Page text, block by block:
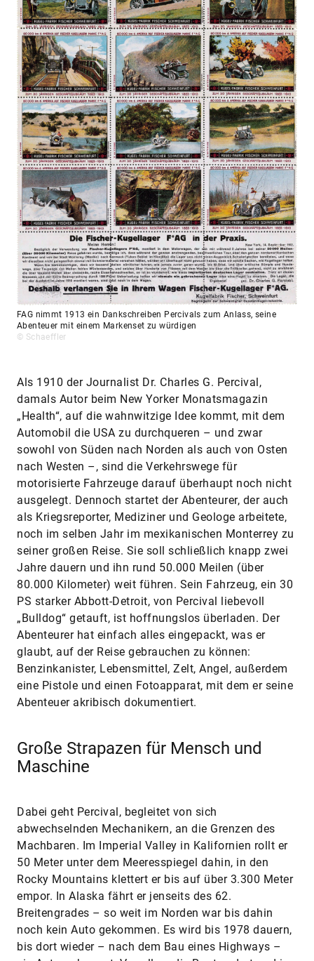
FAG nimmt 1913 ein Dankschreiben Percivals zum Anlass, seine
Abenteuer mit einem Markenset zu würdigen
© Schaeffler
Als 1910 der Journalist Dr. Charles G. Percival,
damals Autor beim New Yorker Monatsmagazin
„Health“, auf die wahnwitzige Idee kommt, mit dem
Automobil die USA zu durchqueren – und zwar
sowohl von Süden nach Norden als auch von Osten
nach Westen –, sind die Verkehrswege für
motorisierte Fahrzeuge darauf überhaupt noch nicht
ausgelegt. Dennoch startet der Abenteurer, der auch
als Kriegsreporter, Mediziner und Geologe arbeitete,
noch im selben Jahr im mexikanischen Monterrey zu
seiner großen Reise. Sie soll schließlich knapp zwei
Jahre dauern und ihn rund 50.000 Meilen (über
80.000 Kilometer) weit führen. Sein Fahrzeug, ein 30
PS starker Abbott-Detroit, von Percival liebevoll
„Bulldog“ getauft, ist hoffnungslos überladen. Der
Abenteurer hat einfach alles eingepackt, was er
glaubt, auf der Reise gebrauchen zu können:
Benzinkanister, Lebensmittel, Zelt, Angel, außerdem
eine Pistole und einen Fotoapparat, mit dem er seine
Abenteuer akribisch dokumentiert.
Große Strapazen für Mensch und
Maschine
Dabei geht Percival, begleitet von sich
abwechselnden Mechanikern, an die Grenzen des
Machbaren. Im Imperial Valley in Kalifornien rollt er
50 Meter unter dem Meeresspiegel dahin, in den
Rocky Mountains klettert er bis auf über 3.300 Meter
empor. In Alaska fährt er jenseits des 62.
Breitengrades – so weit im Norden war bis dahin
noch kein Auto gekommen. Es wird bis 1978 dauern,
bis dort wieder – nach dem Bau eines Highways –